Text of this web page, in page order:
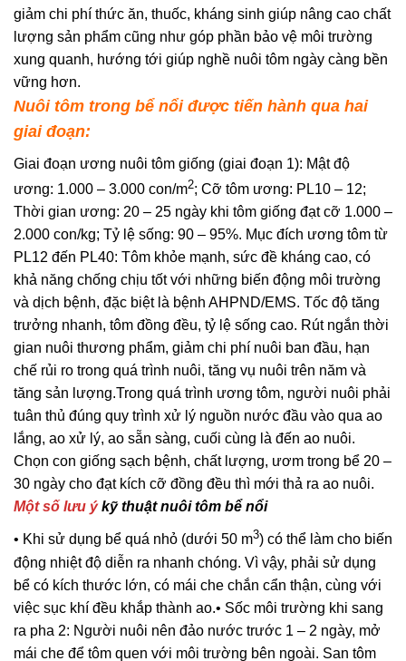
giảm chi phí thức ăn, thuốc, kháng sinh giúp nâng cao chất
lượng sản phẩm cũng như góp phần bảo vệ môi trường
xung quanh, hướng tới giúp nghề nuôi tôm ngày càng bền
vững hơn.
Nuôi tôm trong bể nổi được tiến hành qua hai
giai đoạn:
Giai đoạn ương nuôi tôm giống (giai đoạn 1): Mật độ
ương: 1.000 – 3.000 con/m2; Cỡ tôm ương: PL10 – 12;
Thời gian ương: 20 – 25 ngày khi tôm giống đạt cỡ 1.000 –
2.000 con/kg; Tỷ lệ sống: 90 – 95%. Mục đích ương tôm từ
PL12 đến PL40: Tôm khỏe mạnh, sức đề kháng cao, có
khả năng chống chịu tốt với những biến động môi trường
và dịch bệnh, đặc biệt là bệnh AHPND/EMS. Tốc độ tăng
trưởng nhanh, tôm đồng đều, tỷ lệ sống cao. Rút ngắn thời
gian nuôi thương phẩm, giảm chi phí nuôi ban đầu, hạn
chế rủi ro trong quá trình nuôi, tăng vụ nuôi trên năm và
tăng sản lượng.Trong quá trình ương tôm, người nuôi phải
tuân thủ đúng quy trình xử lý nguồn nước đầu vào qua ao
lắng, ao xử lý, ao sẵn sàng, cuối cùng là đến ao nuôi.
Chọn con giống sạch bệnh, chất lượng, ươm trong bể 20 –
30 ngày cho đạt kích cỡ đồng đều thì mới thả ra ao nuôi.
Một số lưu ýkỹ thuật nuôi tôm bể nổi
• Khi sử dụng bể quá nhỏ (dưới 50 m3) có thể làm cho biến
động nhiệt độ diễn ra nhanh chóng. Vì vậy, phải sử dụng
bể có kích thước lớn, có mái che chắn cẩn thận, cùng với
việc sục khí đều khắp thành ao.• Sốc môi trường khi sang
ra pha 2: Người nuôi nên đảo nước trước 1 – 2 ngày, mở
mái che để tôm quen với môi trường bên ngoài. San tôm